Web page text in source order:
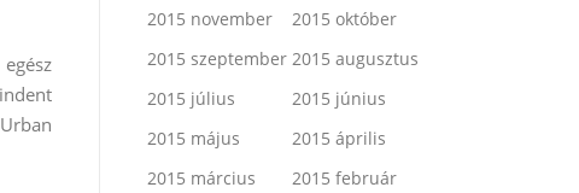
2015 november
2015 október
2015 szeptember 2015 augusztus
2015 július
2015 június
2015 május
2015 április
2015 március
2015 február